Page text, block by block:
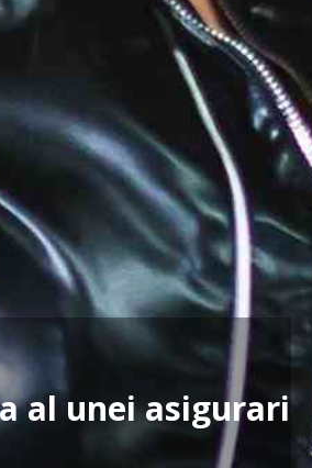
al unei asigurari